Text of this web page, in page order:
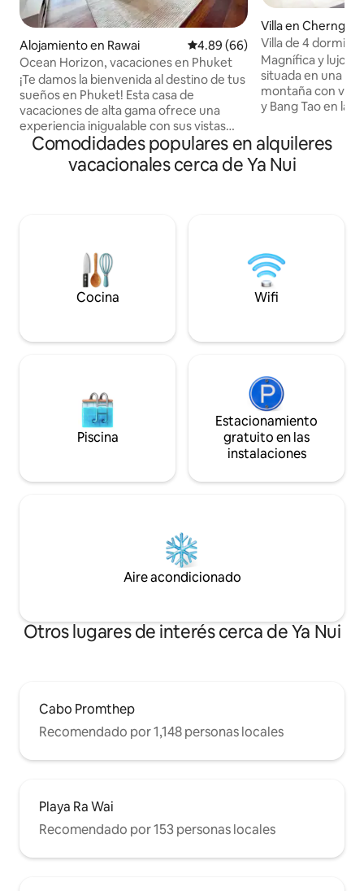
Alojamiento en Rawai Calificación promedio: 4.89 de
4.89 (66)
Ocean Horizon, vacaciones en Phuket
¡Te damos la bienvenida al destino de tus
sueños en Phuket! Esta casa de
vacaciones de alta gama ofrece una
experiencia inigualable con sus vistas
panorámicas de 360 grados al
impresionante mar de Andamán
Encaramada en lo alto de un acantilado,
de Tailandia - Acceso a la playa - 5-10 m a
pie de la playa de Rawai - 1 cama tamaño
king, sofá cama, colchón - Aire
acondicionado en el dormitorio y la
Villa en
Villa de 4
la cima de una
Magnífica y lujosa
situada en una
montaña con
y Bang Tao en la
dormitorios con
baños en suite.
decorada con
Desayuno
vuelta al
Comodidades populares en alquileres
vacacionales cerca de Ya Nui
Cocina Wifi
Piscina
Estacionamiento
gratuito en las
instalaciones
Aire acondicionado
Otros lugares de interés cerca de Ya Nui
Cabo Promthep
Recomendado por 1,148 personas locales
Playa Ra Wai
Recomendado por 153 personas locales